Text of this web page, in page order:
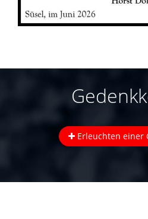
Erleuchten einer